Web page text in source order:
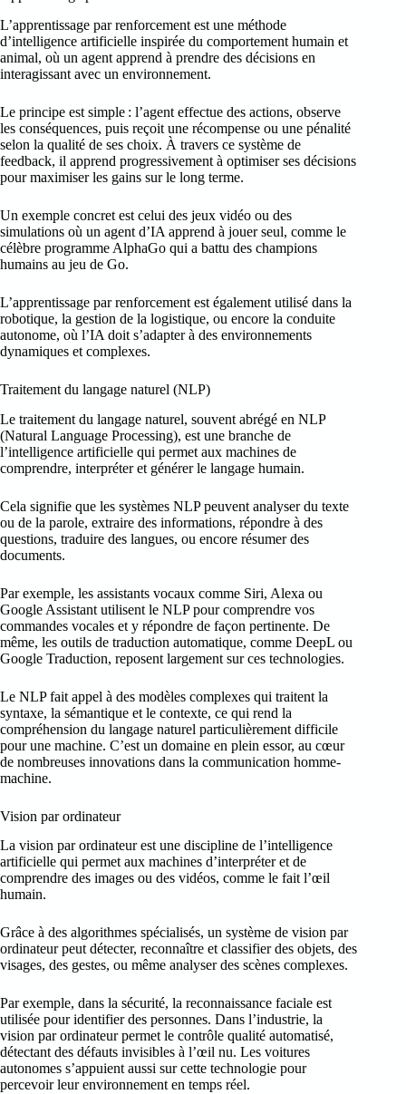
L’apprentissage par renforcement est une méthode
d’intelligence artificielle inspirée du comportement humain et
animal, où un agent apprend à prendre des décisions en
interagissant avec un environnement.
Le principe est simple : l’agent effectue des actions, observe
les conséquences, puis reçoit une récompense ou une pénalité
selon la qualité de ses choix. À travers ce système de
feedback, il apprend progressivement à optimiser ses décisions
pour maximiser les gains sur le long terme.
Un exemple concret est celui des jeux vidéo ou des
simulations où un agent d’IA apprend à jouer seul, comme le
célèbre programme AlphaGo qui a battu des champions
humains au jeu de Go.
L’apprentissage par renforcement est également utilisé dans la
robotique, la gestion de la logistique, ou encore la conduite
autonome, où l’IA doit s’adapter à des environnements
dynamiques et complexes.
Traitement du langage naturel (NLP)
Le traitement du langage naturel, souvent abrégé en NLP
(Natural Language Processing), est une branche de
l’intelligence artificielle qui permet aux machines de
comprendre, interpréter et générer le langage humain.
Cela signifie que les systèmes NLP peuvent analyser du texte
ou de la parole, extraire des informations, répondre à des
questions, traduire des langues, ou encore résumer des
documents.
Par exemple, les assistants vocaux comme Siri, Alexa ou
Google Assistant utilisent le NLP pour comprendre vos
commandes vocales et y répondre de façon pertinente. De
même, les outils de traduction automatique, comme DeepL ou
Google Traduction, reposent largement sur ces technologies.
Le NLP fait appel à des modèles complexes qui traitent la
syntaxe, la sémantique et le contexte, ce qui rend la
compréhension du langage naturel particulièrement difficile
pour une machine. C’est un domaine en plein essor, au cœur
de nombreuses innovations dans la communication homme-
machine.
Vision par ordinateur
La vision par ordinateur est une discipline de l’intelligence
artificielle qui permet aux machines d’interpréter et de
comprendre des images ou des vidéos, comme le fait l’œil
humain.
Grâce à des algorithmes spécialisés, un système de vision par
ordinateur peut détecter, reconnaître et classifier des objets, des
visages, des gestes, ou même analyser des scènes complexes.
Par exemple, dans la sécurité, la reconnaissance faciale est
utilisée pour identifier des personnes. Dans l’industrie, la
vision par ordinateur permet le contrôle qualité automatisé,
détectant des défauts invisibles à l’œil nu. Les voitures
autonomes s’appuient aussi sur cette technologie pour
percevoir leur environnement en temps réel.